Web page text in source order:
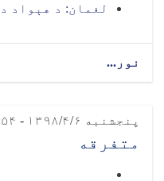
لغمان: د هېواد
نور...
پنجشنبه ۱۳۹۸/۴/۶ - ۱۲:۵۴
متفرقه